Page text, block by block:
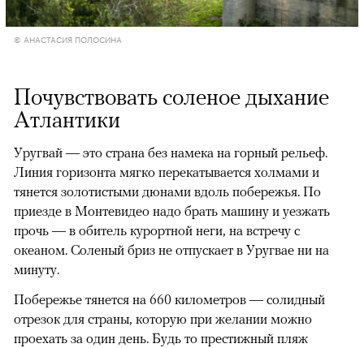
© АНАСТАСИЯ ПОЛОСИНА
Почувствовать соленое дыхание
Атлантики
Уругвай — это страна без намека на горный рельеф.
Линия горизонта мягко перекатывается холмами и
тянется золотистыми дюнами вдоль побережья. По
приезде в Монтевидео надо брать машину и уезжать
прочь — в обитель курортной неги, на встречу с
океаном. Соленый бриз не отпускает в Уругвае ни на
минуту.
Побережье тянется на 660 километров — солидный
отрезок для страны, которую при желании можно
проехать за один день. Будь то престижный пляж